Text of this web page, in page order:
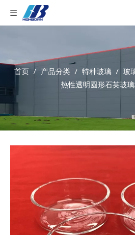
首页 / 产品分类 / 特种玻璃 / 玻
热性透明圆形石英玻